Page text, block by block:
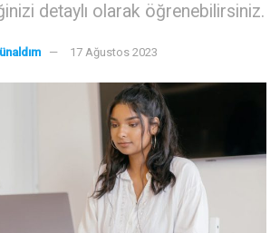
detaylı olarak öğrenebilirsiniz.
17 Ağustos 2023